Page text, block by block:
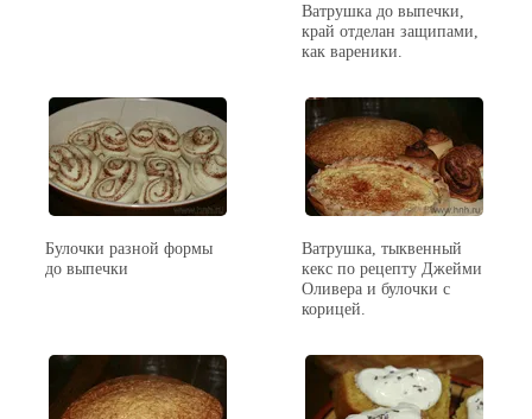
Ватрушка до выпечки,
край отделан защипами,
как вареники.
Булочки разной формы
до выпечки
Ватрушка, тыквенный
кекс по рецепту Джейми
Оливера и булочки с
корицей.